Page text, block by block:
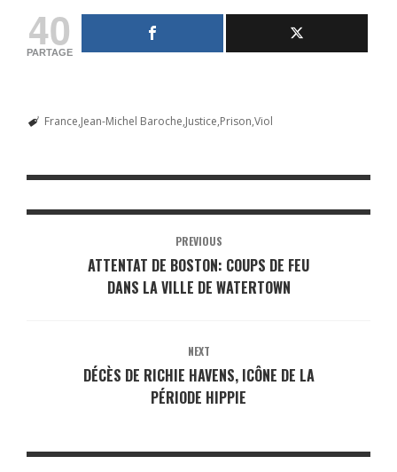
40
PARTAGE
France Jean-Michel Baroche Justice Prison Viol
PREVIOUS
ATTENTAT DE BOSTON: COUPS DE FEU
DANS LA VILLE DE WATERTOWN
NEXT
DÉCÈS DE RICHIE HAVENS, ICÔNE DE LA
PÉRIODE HIPPIE